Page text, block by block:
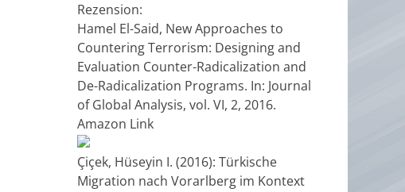
Rezension:
Hamel El-Said, New Approaches to
Countering Terrorism: Designing and
Evaluation Counter-Radicalization and
De-Radicalization Programs. In: Journal
of Global Analysis, vol. VI, 2, 2016.
Amazon Link
Çiçek, Hüseyin I. (2016): Türkische
Migration nach Vorarlberg im Kontext